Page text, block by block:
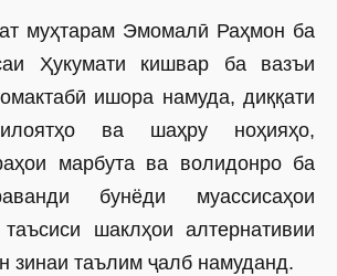
муҳтарам Эмомалӣ Раҳмон ба
Ҳукумати кишвар ба вазъи
ишора намуда, диққати
ва шаҳру ноҳияҳо,
марбута ва волидонро ба
бунёди муассисаҳои
шаклҳои алтернативии
зинаи таълим ҷалб намуданд.